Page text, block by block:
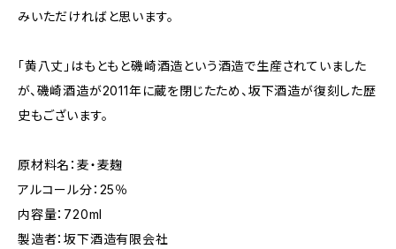
みいただければと思います。
「黄八丈」はもともと磯崎酒造という酒造で生産されていました
が、磯崎酒造が2011年に蔵を閉じたため、坂下酒造が復刻した歴
史もございます。
原材料名：麦・麦麹
アルコール分：25％
内容量：720ml
製造者：坂下酒造有限会社